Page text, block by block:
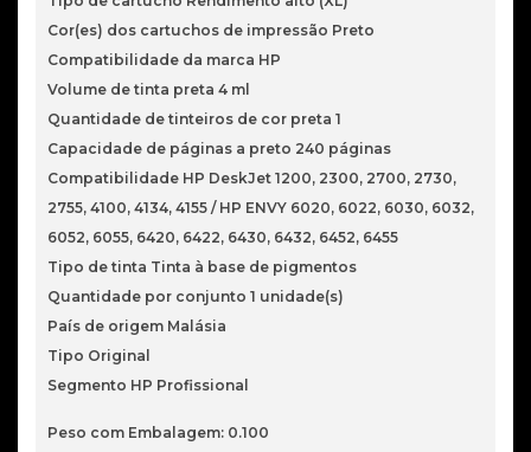
Cor(es) dos cartuchos de impressão Preto
Compatibilidade da marca HP
Volume de tinta preta 4 ml
Quantidade de tinteiros de cor preta 1
Capacidade de páginas a preto 240 páginas
Compatibilidade HP DeskJet 1200, 2300, 2700, 2730,
2755, 4100, 4134, 4155 / HP ENVY 6020, 6022, 6030, 6032,
6052, 6055, 6420, 6422, 6430, 6432, 6452, 6455
Tipo de tinta Tinta à base de pigmentos
Quantidade por conjunto 1 unidade(s)
País de origem Malásia
Tipo Original
Segmento HP Profissional
Peso com Embalagem: 0.100